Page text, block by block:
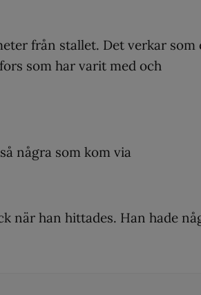
från stallet. Det verkar som
som har varit med och
några som kom via
när han hittades. Han hade